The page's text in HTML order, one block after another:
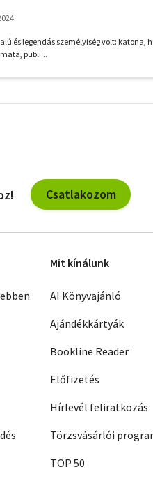
és legendás személyiség volt: katona,
publi...
szűrők
Csatlakozom
Mit kínálunk
AI Könyvajánló
Ajándékkártyák
Bookline Reader
Előfizetés
Hírlevél feliratkozás
Törzsvásárlói
TOP 50